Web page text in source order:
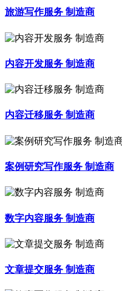
旅游写作服务 制造商
内容开发服务 制造商
内容迁移服务 制造商
案例研究写作服务 制造商
数字内容服务 制造商
文章提交服务 制造商